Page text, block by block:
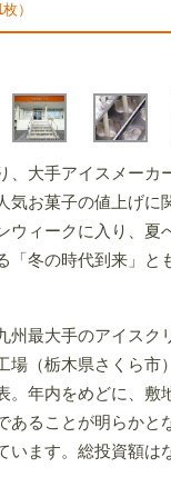
枚）
、大手アイスメーカ
気お菓子の値上げに
ウィークに入り、夏
「冬の時代到来」と
州最大手のアイスク
場（栃木県さくら市
。年内をめどに、敷
あることが明らかと
います。総投資額は